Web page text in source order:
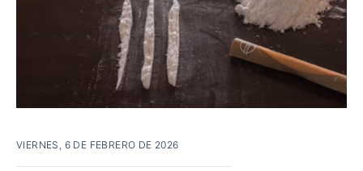
VIERNES, 6 DE FEBRERO DE 2026